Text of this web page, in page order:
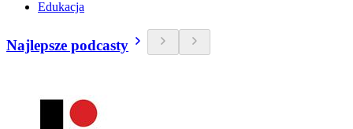
Edukacja
Najlepsze podcasty